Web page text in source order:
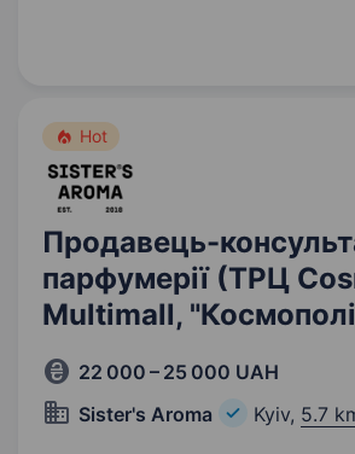
Hot
Продавець-
парфумерії (ТРЦ
Multimall,
22 000 – 25 000 UAH
Sister's Aroma
Kyiv, 5.7